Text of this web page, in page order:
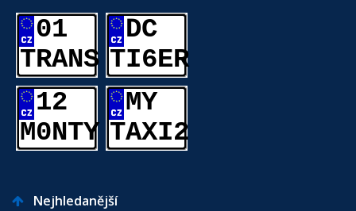
01
TRANS
DC
TI6ER
12
M0NTY
MY
TAXI2
Nejhledanější